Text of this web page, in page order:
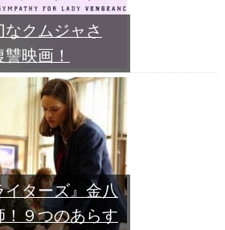
なクムジャさ
映画！
イターズ』金八
！９つのあらす